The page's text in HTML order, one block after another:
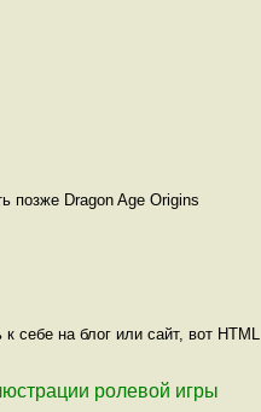
позже Dragon Age Origins
себе на блог или сайт, вот HTML
ролевой игры